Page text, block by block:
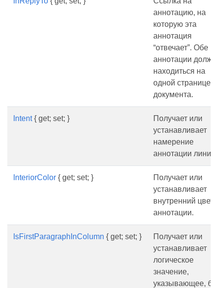
аннотацию, на
которую эта
аннотация
“отвечает”. Обе
аннотации
находиться на
одной странице
документа.
Intent{ get; set; }
Получает или
устанавливает
намерение
аннотации линии.
InteriorColor { get; set; }
Получает или
устанавливает
внутренний цвет
аннотации.
IsFirstParagraphInColumn { get; set; }
Получает или
устанавливает
логическое
значение,
указывающее,